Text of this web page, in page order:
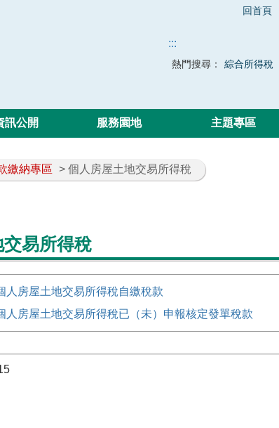
回首頁
:::
熱門搜尋： 綜合所得稅
訊公開 服務園地 主題專區
繳納專區 > 個人房屋土地交易所得稅
易所得稅
人房屋土地交易所得稅自繳稅款
人房屋土地交易所得稅已（未）申報核定發單稅款